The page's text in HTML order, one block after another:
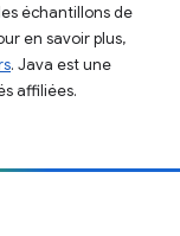
échantillons de
en savoir plus,
. Java est une
affiliées.